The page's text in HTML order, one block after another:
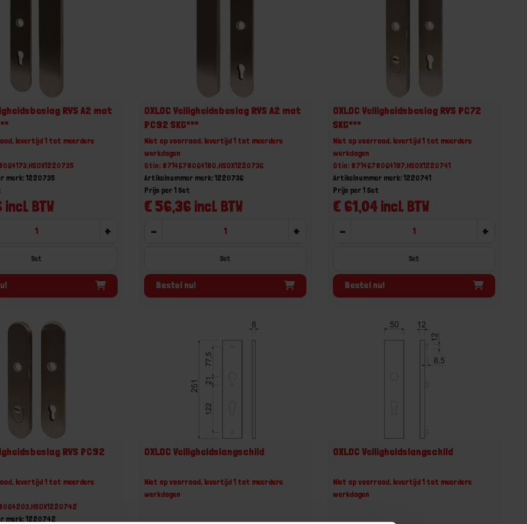
RVS A2 mat
levertijd 1 tot meerdere
merk: 1220735
BTW
+
Set
OXLOC Veiligheidsbeslag RVS A2 mat
PC92 SKG***
Niet op voorraad, levertijd 1 tot meerdere
werkdagen
Gtin: 8714678064180,HSOX1220736
Artikelnummer merk: 1220736
€ 56,36 incl. BTW
Prijs per 1 Set
- +
Set
Bestel nu!
OXLOC Veiligheidsbeslag RVS PC72
SKG***
Niet op voorraad, levertijd 1 tot meerdere
werkdagen
Gtin: 8714678064197,HSOX1220741
Artikelnummer merk: 1220741
€ 61,04 incl. BTW
Prijs per 1 Set
- +
Set
Bestel nu!
RVS PC92
levertijd 1 tot meerdere
merk: 1220742
OXLOC Veiligheidslangschild
Niet op voorraad, levertijd 1 tot meerdere
werkdagen
OXLOC Veiligheidslangschild
Niet op voorraad, levertijd 1 tot meerdere
werkdagen